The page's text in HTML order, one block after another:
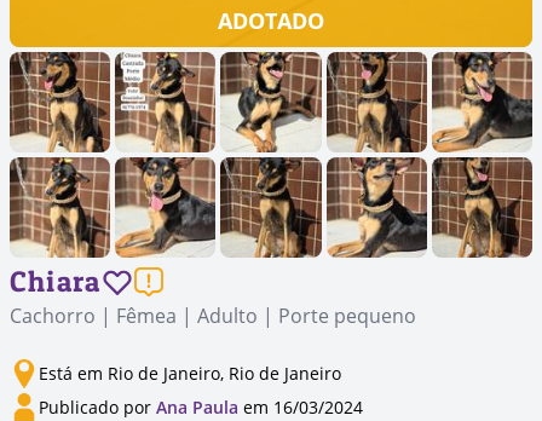
ADOTADO
Chiara
Cachorro | Fêmea | Adulto | Porte pequeno
Está em Rio de Janeiro, Rio de Janeiro
Publicado por Ana Paula em 16/03/2024